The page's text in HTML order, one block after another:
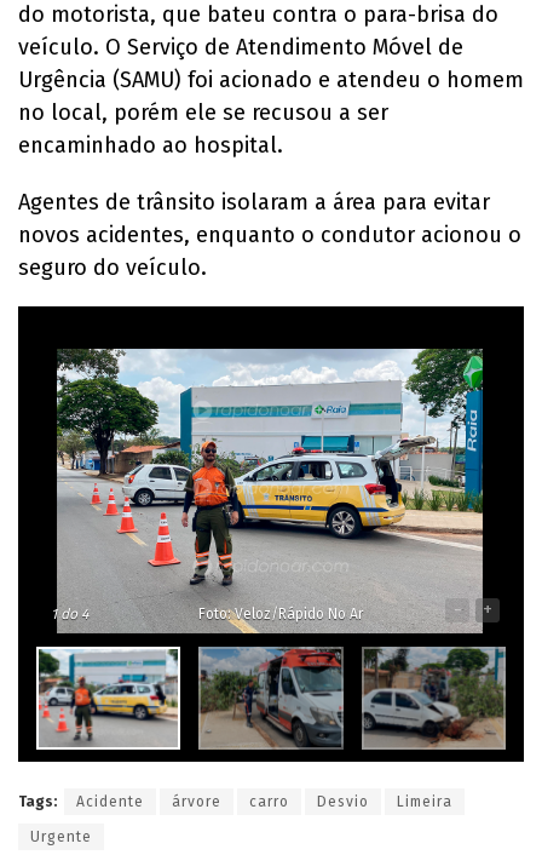
do motorista, que bateu contra o para-brisa do
veículo. O Serviço de Atendimento Móvel de
Urgência (SAMU) foi acionado e atendeu o homem
no local, porém ele se recusou a ser
encaminhado ao hospital.
Agentes de trânsito isolaram a área para evitar
novos acidentes, enquanto o condutor acionou o
seguro do veículo.
1do 4 Foto: Veloz/Rápido No Ar - +
Tags: Acidente árvore carro Desvio Limeira
Urgente